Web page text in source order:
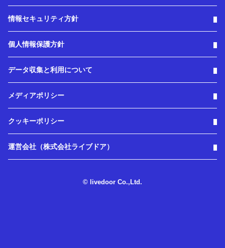
情報セキュリティ方針
個人情報保護方針
データ収集と利用について
メディアポリシー
クッキーポリシー
運営会社（株式会社ライブドア）
© livedoor Co.,Ltd.